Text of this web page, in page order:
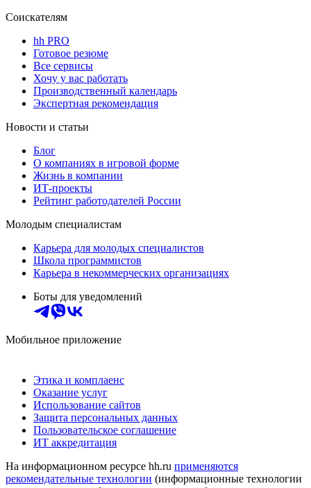
Соискателям
hh PRO
Готовое резюме
Все сервисы
Хочу у вас работать
Производственный календарь
Экспертная рекомендация
Новости и статьи
Блог
О компаниях в игровой форме
Жизнь в компании
ИТ-проекты
Рейтинг работодателей России
Молодым специалистам
Карьера для молодых специалистов
Школа программистов
Карьера в некоммерческих организациях
Боты для уведомлений
Мобильное приложение
Этика и комплаенс
Оказание услуг
Использование сайтов
Защита персональных данных
Пользовательское соглашение
ИТ аккредитация
На информационном ресурсе hh.ru применяются
рекомендательные технологии (информационные технологии